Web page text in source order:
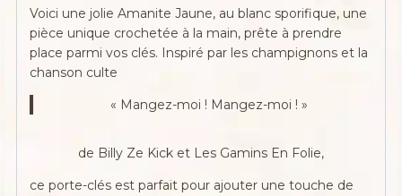
Voici une jolie Amanite Jaune, au blanc sporifique, une
pièce unique crochetée à la main, prête à prendre
place parmi vos clés. Inspiré par les champignons et la
chanson culte
« Mangez-moi ! Mangez-moi ! »
de Billy Ze Kick et Les Gamins En Folie,
ce porte-clés est parfait pour ajouter une touche de